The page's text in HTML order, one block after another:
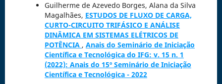
Guilherme de Azevedo Borges, Alana da Silva
Magalhães, ESTUDOS DE FLUXO DE CARGA,
CURTO-CIRCUITO TRIFÁSICO E ANÁLISE
DINÂMICA EM SISTEMAS ELÉTRICOS DE
POTÊNCIA , Anais do Seminário de Iniciação
Científica e Tecnológica do IFG: v. 15 n. 1
(2022): Anais do 15º Seminário de Iniciação
Científica e Tecnológica - 2022